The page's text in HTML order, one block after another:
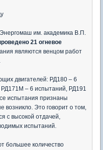
им. академика В.П.
21 огневое
являются венцом работ
двигателей: РД180 – 6
– 6 испытаний, РД191
испытания признаны
возникло. Это говорит о том,
с высокой отдачей,
испытаний.
большее количество